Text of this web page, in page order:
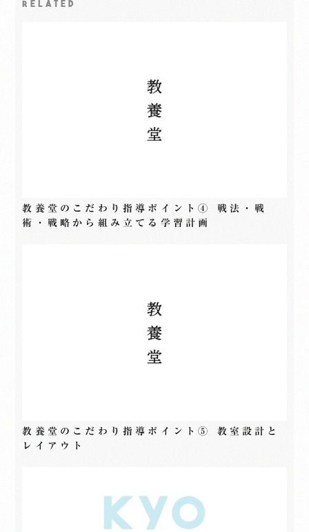
RELATED
教養堂のこだわり指導ポイント④ 戦法・戦
術・戦略から組み立てる学習計画
教養堂のこだわり指導ポイント⑤ 教室設計と
レイアウト